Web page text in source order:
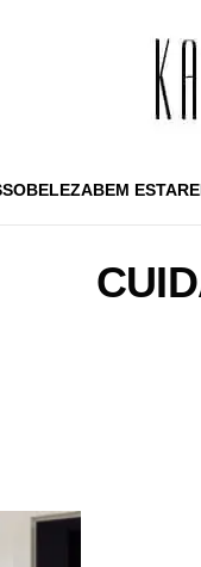
BELEZABEM ESTAR